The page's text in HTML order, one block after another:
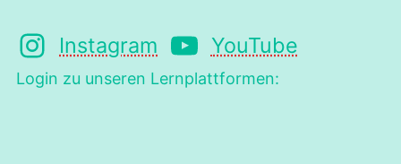
Instagram YouTube
Login zu unseren Lernplattformen: